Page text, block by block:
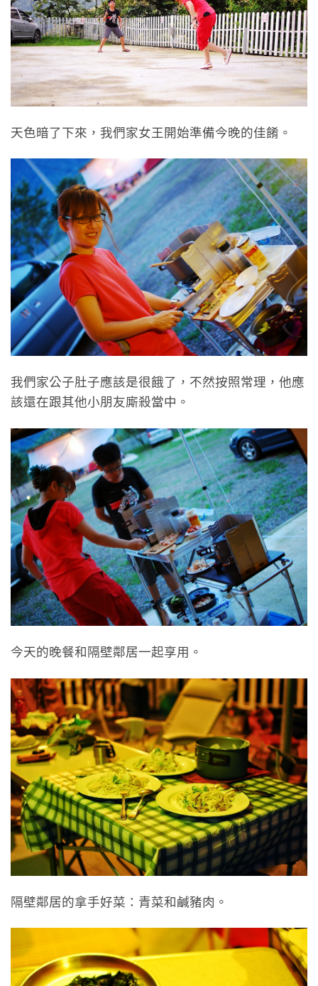
天色暗了下來，我們家女王開始準備今晚的佳餚。
我們家公子肚子應該是很餓了，不然按照常理，他應
該還在跟其他小朋友廝殺當中。
今天的晚餐和隔壁鄰居一起享用。
隔壁鄰居的拿手好菜：青菜和鹹豬肉。